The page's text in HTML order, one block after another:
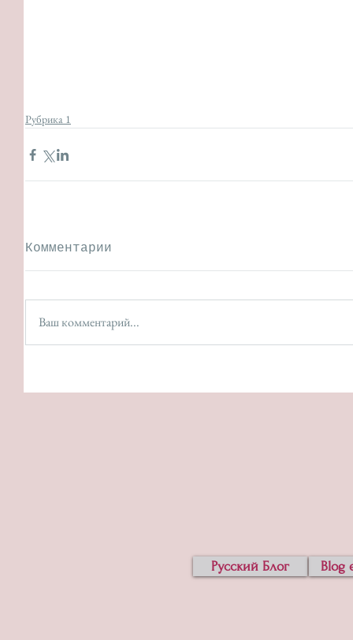
Рубрика 1
Комментарии
Ваш комментарий...
Русский Блог Blog